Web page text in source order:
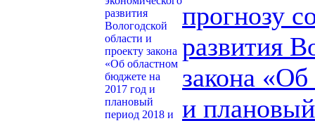
прогнозу
развития
закона
и